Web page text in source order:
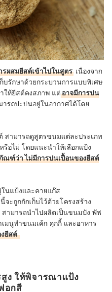
รผสมยีสต์เข้าไปในสูตร เนื่องจาก
บรักษาด้วยกระบวนการแบบพิเศษ
ให้ยีสต์คงสภาพ แต่อาจมีการปน
ารถปะปนอยู่ในอากาศได้โดย
สามารถดูสูตรขนมแต่ละประเภท
อไม่ โดยแนะนำให้เลือกแป้ง
ณฑ์ว่า ไม่มีการปนเปื้อนของยีสต์
นแป้งและคายแก๊ส
ะถูกกักเก็บไว้ด้วยโครงสร้าง
ามารถนำไปผลิตเป็นขนมปัง พัฟ
มนูทำขนมเค้ก คุกกี้ และอาหาร
ยีสต์
ง ให้พิจารณาแป้ง
อกสี